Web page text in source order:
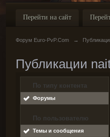
Перейти на сайт
Форум Euro-PvP.Com →
Публикации
По типу контента
Форумы
По пользователю
Темы и сообщения